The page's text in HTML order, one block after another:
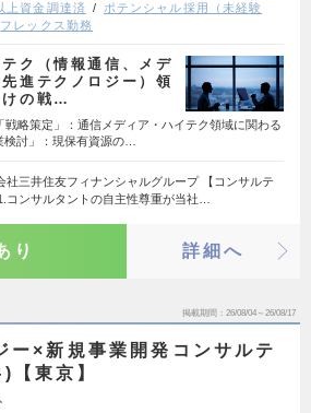
上資金調達済
ポテンシャル採用（未経験
フレックス勤務
ク（情報通信、メデ
進テクノロジー）領
けの戦…
戦略策定」：通信メディア・ハイテク領域に関わる
討」：現保有資源の…
社三井住友フィナンシャルグループ 【コンサルテ
コンサルタントの自主性尊重が当社…
り 詳細へ
掲載期間 26/08/04～26/08/17
ー×新規事業開発コンサルテ
【東京】